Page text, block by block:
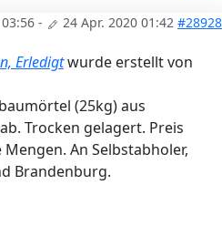
- 24 Apr. 2020 01:42 #28928
Erledigtwurde erstellt von
(25kg) aus
Trocken gelagert. Preis
An Selbstabholer,
Brandenburg.